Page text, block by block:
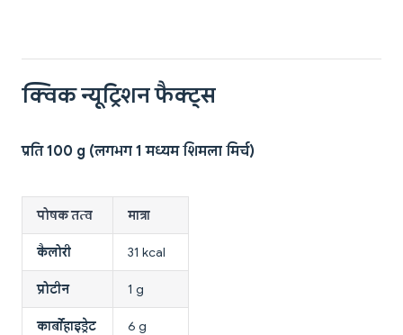
क्विक न्यूट्रिशन फैक्ट्स
प्रति 100 g (लगभग 1 मध्यम शिमला मिर्च)
पोषक तत्व मात्रा
कैलोरी 31 kcal
प्रोटीन 1 g
कार्बोहाइड्रेट 6 g